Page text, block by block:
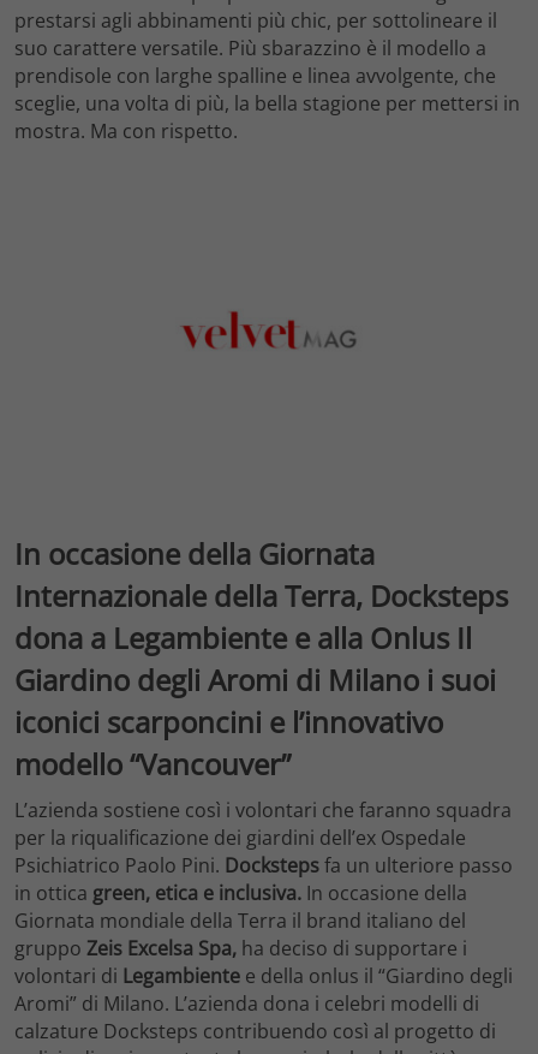
prestarsi agli abbinamenti più chic, per sottolineare il
suo carattere versatile. Più sbarazzino è il modello a
prendisole con larghe spalline e linea avvolgente, che
sceglie, una volta di più, la bella stagione per mettersi in
mostra. Ma con rispetto.
In occasione della Giornata
Internazionale della Terra, Docksteps
dona a Legambiente e alla Onlus Il
Giardino degli Aromi di Milano i suoi
iconici scarponcini e l’innovativo
modello “Vancouver”
L’azienda sostiene così i volontari che faranno squadra
per la riqualificazione dei giardini dell’ex Ospedale
Psichiatrico Paolo Pini. Dockstepsfa un ulteriore passo
in ottica green, etica e inclusiva. In occasione della
Giornata mondiale della Terra il brand italiano del
gruppo Zeis Excelsa Spa, ha deciso di supportare i
volontari di Legambiente e della onlus il “Giardino degli
Aromi” di Milano. L’azienda dona i celebri modelli di
calzature Docksteps contribuendo così al progetto di